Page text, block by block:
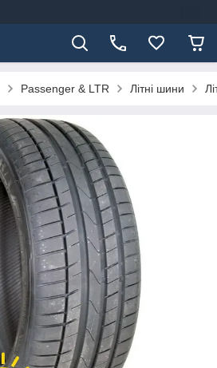
Passenger & LTR Літні шини